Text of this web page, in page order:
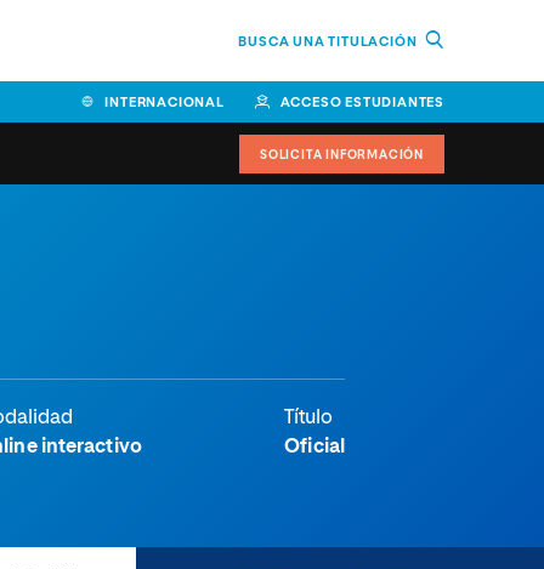
BUSCA UNA TITULACIÓN
INTERNACIONAL ACCESO ESTUDIANTES
SOLICITA INFORMACIÓN
interactivo
Título
Oficial